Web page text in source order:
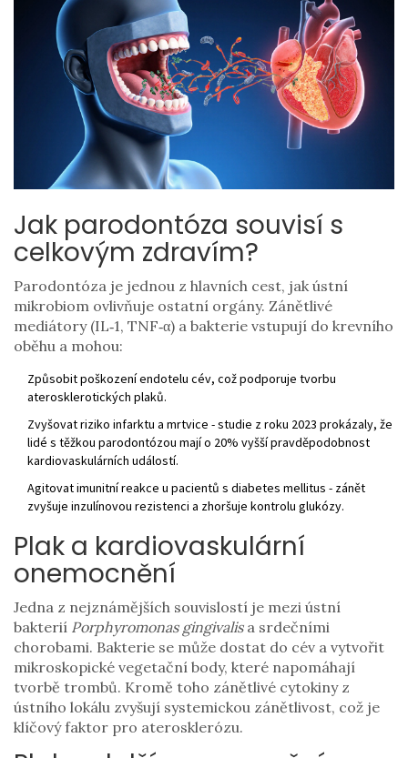
Jak parodontóza souvisí s
celkovým zdravím?
Parodontóza je jednou z hlavních cest, jak ústní
mikrobiom ovlivňuje ostatní orgány. Zánětlivé
mediátory (IL‑1, TNF‑α) a bakterie vstupují do krevního
oběhu a mohou:
Způsobit poškození endotelu cév, což podporuje tvorbu
aterosklerotických plaků.
Zvyšovat riziko infarktu a mrtvice - studie z roku 2023 prokázaly, že
lidé s těžkou parodontózou mají o 20% vyšší pravděpodobnost
kardiovaskulárních událostí.
Agitovat imunitní reakce u pacientů s diabetes mellitus - zánět
zvyšuje inzulínovou rezistenci a zhoršuje kontrolu glukózy.
Plak a kardiovaskulární
onemocnění
Jedna z nejznámějších souvislostí je mezi ústní
bakterií Porphyromonas gingivalisa srdečními
chorobami. Bakterie se může dostat do cév a vytvořit
mikroskopické vegetační body, které napomáhají
tvorbě trombů. Kromě toho zánětlivé cytokiny z
ústního lokálu zvyšují systemickou zánětlivost, což je
klíčový faktor pro aterosklerózu.